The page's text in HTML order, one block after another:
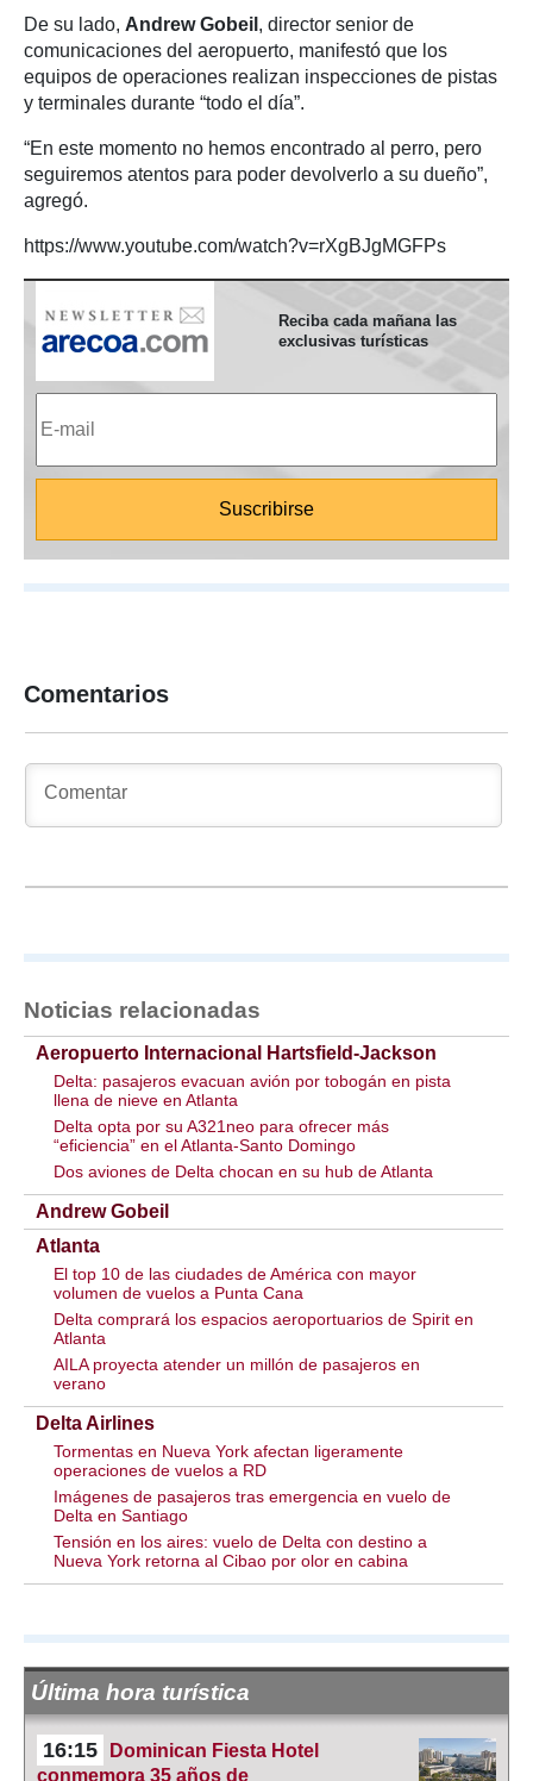
De su lado, Andrew Gobeil , director senior de
comunicaciones del aeropuerto, manifestó que los
equipos de operaciones realizan inspecciones de pistas
y terminales durante “todo el día”.
“En este momento no hemos encontrado al perro, pero
seguiremos atentos para poder devolverlo a su dueño”,
agregó.
https://www.youtube.com/watch?v=rXgBJgMGFPs
Reciba cada mañana las
exclusivas turísticas
Comentarios
Noticias relacionadas
Aeropuerto Internacional Hartsfield-Jackson
Delta: pasajeros evacuan avión por tobogán en pista
llena de nieve en Atlanta
Delta opta por su A321neo para ofrecer más
“eficiencia” en el Atlanta-Santo Domingo
Dos aviones de Delta chocan en su hub de Atlanta
Andrew Gobeil
Atlanta
El top 10 de las ciudades de América con mayor
volumen de vuelos a Punta Cana
Delta comprará los espacios aeroportuarios de Spirit en
Atlanta
AILA proyecta atender un millón de pasajeros en
verano
Delta Airlines
Tormentas en Nueva York afectan ligeramente
operaciones de vuelos a RD
Imágenes de pasajeros tras emergencia en vuelo de
Delta en Santiago
Tensión en los aires: vuelo de Delta con destino a
Nueva York retorna al Cibao por olor en cabina
Última hora turística
16:15
Dominican Fiesta Hotel
conmemora 35 años de